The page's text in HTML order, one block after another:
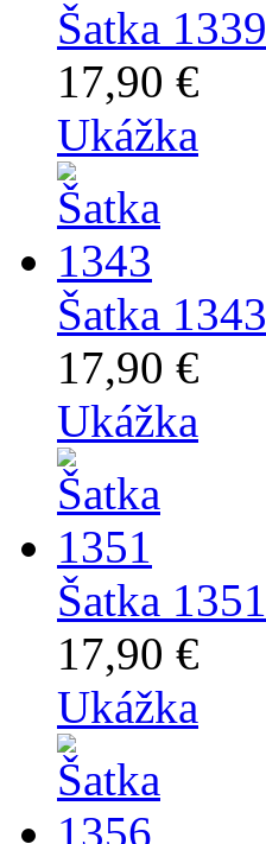
Šatka 1339
17,90 €
Ukážka
Šatka 1343
17,90 €
Ukážka
Šatka 1351
17,90 €
Ukážka